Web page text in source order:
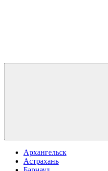
Архангельск
Астрахань